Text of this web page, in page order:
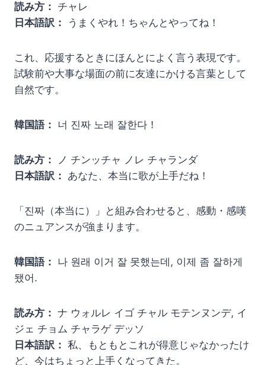
読み方： チャレ
日本語訳：
うまくやれ！ちゃんとやってね！
これ、応援するときにほんとによく言う表現です。
試験前や大事な場面の前に友達にかける言葉として
自然です。
韓国語： 너 진짜 노래 잘한다！
読み方：
ノ チンッチャ ノレ チャランダ
日本語訳： あなた、本当に歌が上手だね！
「진짜（本当に）」と組み合わせると、感動・感嘆
のニュアンスが強まります。
韓国語： 나 원래 이거 잘 못했는데, 이제 좀 잘하게
됐어.
読み方： ナ ウォルレ イゴ チャル モテンヌンデ, イ
ジェ チョム チャラゲ デッソ
日本語訳： 私、もともとこれが得意じゃなかったけ
ど、今はちょっと上手くなってきた。